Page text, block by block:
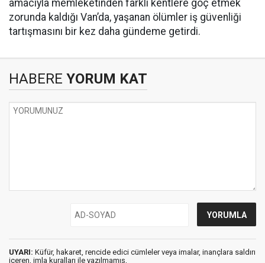
amacıyla memleketinden farklı kentlere göç etmek
zorunda kaldığı Van’da, yaşanan ölümler iş güvenliği
tartışmasını bir kez daha gündeme getirdi.
HABERE YORUM KAT
UYARI: Küfür, hakaret, rencide edici cümleler veya imalar, inançlara saldırı
içeren, imla kuralları ile yazılmamış,